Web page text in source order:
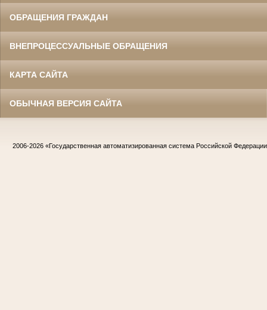
ОБРАЩЕНИЯ ГРАЖДАН
ВНЕПРОЦЕССУАЛЬНЫЕ ОБРАЩЕНИЯ
КАРТА САЙТА
ОБЫЧНАЯ ВЕРСИЯ САЙТА
2006-2026 «Государственная автоматизированная система Российской